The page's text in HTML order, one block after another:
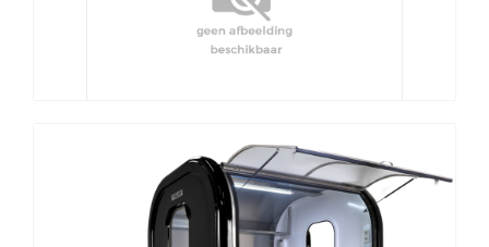
Catering opbrengst (0% btw)